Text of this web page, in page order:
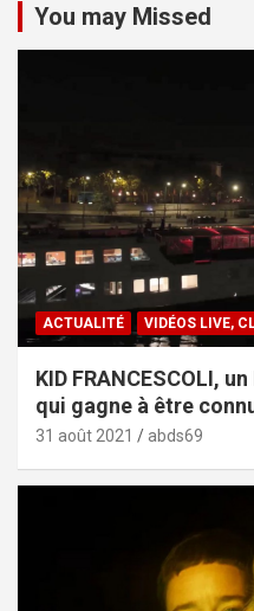
You may Missed
ACTUALITÉ VIDÉOS LIVE,
KID FRANCESCOLI,
qui gagne à être
31 août 2021 abds69